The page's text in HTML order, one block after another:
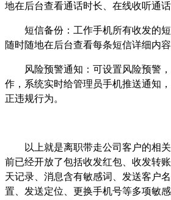
地在后台查看通话时长、在线收听通
短信备份：工作手机所有收发的
随时随地在后台查看每条短信详细内容
风险预警通知：可设置风险预警
作，系统实时给管理员手机推送通知
正违规行为。
以上就是离职带走公司客户的相
前已经开放了包括收发红包、收发转
天记录、消息含有敏感词、发送客户
置、发送定位、更换手机号等多项敏